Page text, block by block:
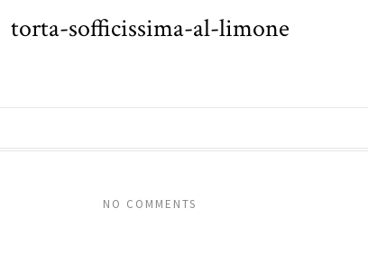
torta-sofficissima-al-limone
NO COMMENTS